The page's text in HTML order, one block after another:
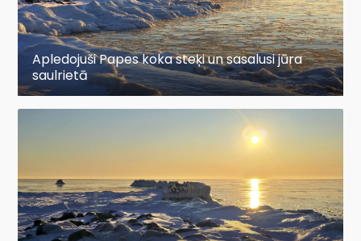
Apledojuši Papes koka steķi un sasalusi jūra
saulrietā